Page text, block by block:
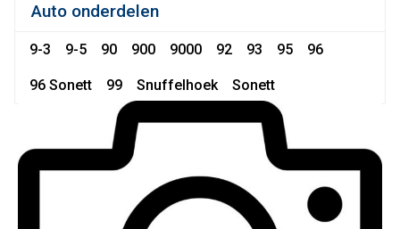
Auto onderdelen
9-3 9-5 90 900 9000 92 93 95 96
96 Sonett 99 Snuffelhoek Sonett